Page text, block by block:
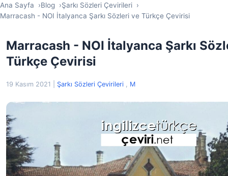
Ana Sayfa Blog
Şarkı Sözleri Çevirileri
Marracash - NOI İtalyanca Şarkı Sözleri ve Türkçe Çevirisi
Marracash - NOI İtalyanca Şarkı
Türkçe Çevirisi
19 Kasım 2021 Şarkı Sözleri Çevirileri , M